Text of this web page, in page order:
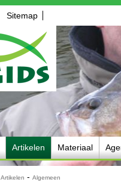
Sitemap
Artikelen Materiaal
Artikelen - Algemeen